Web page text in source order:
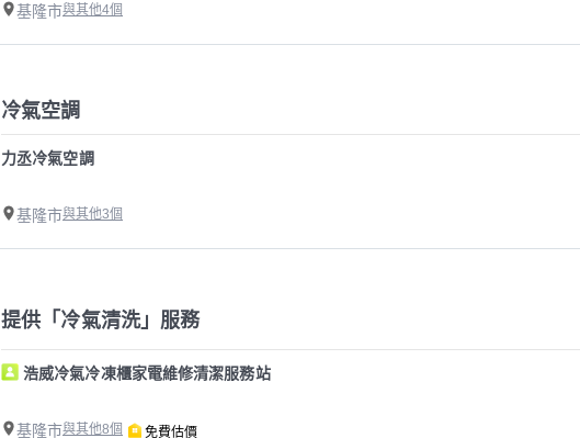
基隆市與其他4個
冷氣空調
力丞冷氣空調
基隆市與其他3個
提供「冷氣清洗」服務
浩威冷氣冷凍櫃家電維修清潔服務站
基隆市與其他8個 免費估價